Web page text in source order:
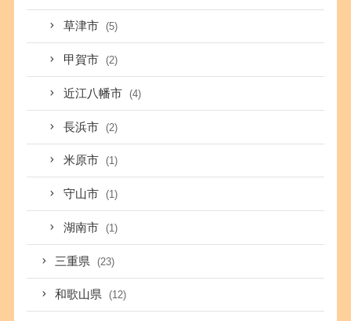
草津市 (5)
甲賀市 (2)
近江八幡市 (4)
長浜市 (2)
米原市 (1)
守山市 (1)
湖南市 (1)
三重県 (23)
和歌山県 (12)